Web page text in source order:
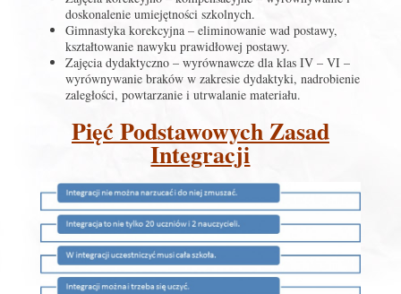
doskonalenie umiejętności szkolnych.
Gimnastyka korekcyjna – eliminowanie wad postawy,
kształtowanie nawyku prawidłowej postawy.
Zajęcia dydaktyczno – wyrównawcze dla klas IV – VI –
wyrównywanie braków w zakresie dydaktyki, nadrobienie
zaległości, powtarzanie i utrwalanie materiału.
Pięć Podstawowych Zasad
Integracji